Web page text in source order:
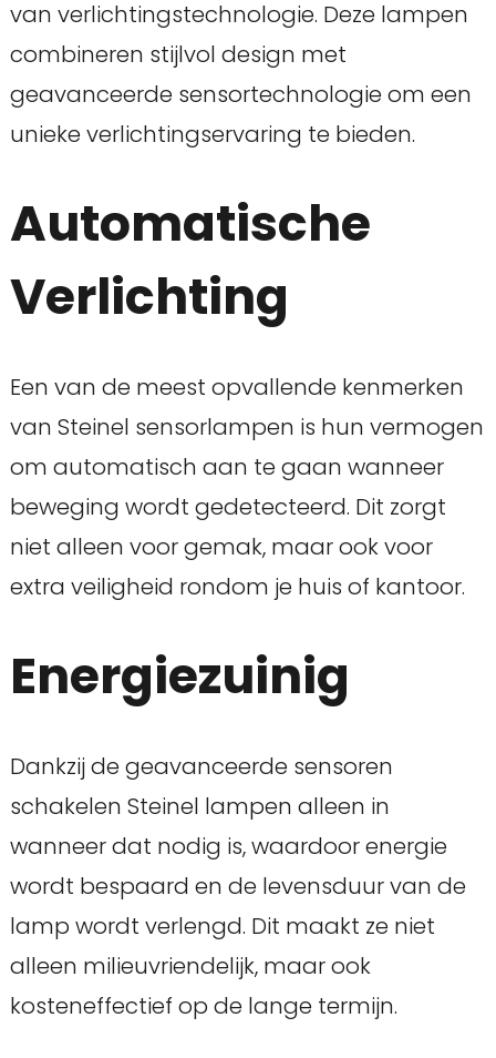
van verlichtingstechnologie. Deze lampen
combineren stijlvol design met
geavanceerde sensortechnologie om een
unieke verlichtingservaring te bieden.
Automatische
Verlichting
Een van de meest opvallende kenmerken
van Steinel sensorlampen is hun vermogen
om automatisch aan te gaan wanneer
beweging wordt gedetecteerd. Dit zorgt
niet alleen voor gemak, maar ook voor
extra veiligheid rondom je huis of kantoor.
Energiezuinig
Dankzij de geavanceerde sensoren
schakelen Steinel lampen alleen in
wanneer dat nodig is, waardoor energie
wordt bespaard en de levensduur van de
lamp wordt verlengd. Dit maakt ze niet
alleen milieuvriendelijk, maar ook
kosteneffectief op de lange termijn.